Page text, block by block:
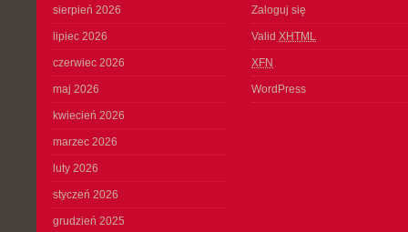
sierpień 2026
lipiec 2026
czerwiec 2026
maj 2026
kwiecień 2026
marzec 2026
luty 2026
styczeń 2026
grudzień 2025
Zaloguj się
Valid XHTML
XFN
WordPress